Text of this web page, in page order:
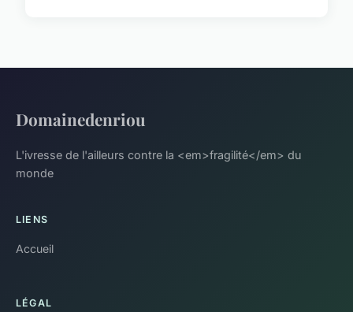
Domainedenriou
L'ivresse de l'ailleurs contre la <em>fragilité</em> du
monde
LIENS
Accueil
LÉGAL